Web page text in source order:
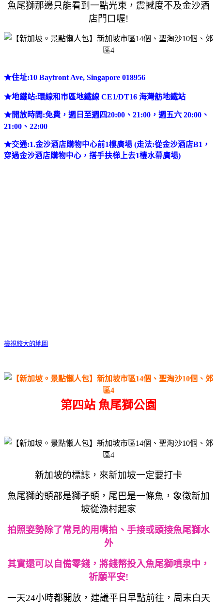
魚尾獅那邊只能看到一點光束，震撼度不及金沙酒
店門口喔!
★住址:10 Bayfront Ave, Singapore 018956
★地鐵站:環線和市區地鐵線 CE1/DT16 海灣舫地鐵站
★開放時間:免費， 週日至週四20:00、21:00，週五六 20:00、
21:00、22:00
★交通:1.金沙酒店購物中心前1樓廣場 (走法:從金沙酒店B1，
穿過金沙酒店購物中心，搭手扶梯上去1樓水幕廣場)
檢視較大的地圖
第四站 魚尾獅公園
新加坡的標誌，來新加坡一定要打卡
魚尾獅的頭部是獅子頭，尾巴是一條魚，象徵新加
坡從漁村起家
拍照姿勢除了常見的用嘴拍、手接或頭接魚尾獅水
外
其實還可以自備零錢，將錢幣投入魚尾獅噴泉中，
祈願平安!
一天24小時都開放，建議平日早點前往，周末白天